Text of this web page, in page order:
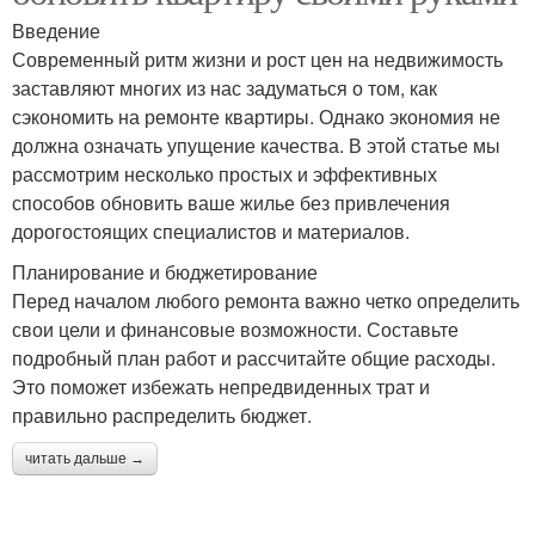
Введение
Современный ритм жизни и рост цен на недвижимость
заставляют многих из нас задуматься о том, как
сэкономить на ремонте квартиры. Однако экономия не
должна означать упущение качества. В этой статье мы
рассмотрим несколько простых и эффективных
способов обновить ваше жилье без привлечения
дорогостоящих специалистов и материалов.
Планирование и бюджетирование
Перед началом любого ремонта важно четко определить
свои цели и финансовые возможности. Составьте
подробный план работ и рассчитайте общие расходы.
Это поможет избежать непредвиденных трат и
правильно распределить бюджет.
читать дальше →